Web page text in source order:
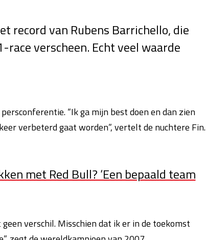
record van Rubens Barrichello, die
verscheen. Echt veel waarde
“Ik ga mijn best doen en dan zien
verbeterd gaat worden”, vertelt de nuchtere Fin.
met Red Bull? ‘Een bepaald team
verschil. Misschien dat ik er in de toekomst